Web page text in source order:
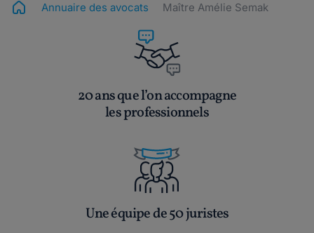
Annuaire des avocats Maître Amélie Semak
20 ans que l’on accompagne
les professionnels
Une équipe de 50 juristes